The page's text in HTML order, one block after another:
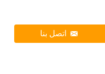
اتصل بنا